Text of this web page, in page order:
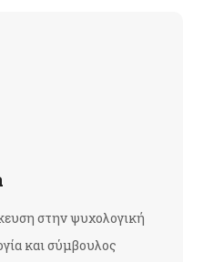
στην ψυχολογική
και σύμβουλος